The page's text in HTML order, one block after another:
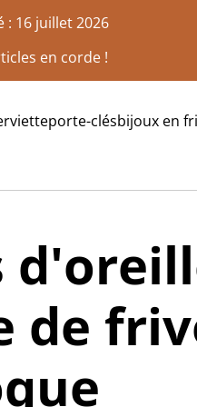
: 16 juillet 2026
en corde !
porte-clésbijoux en
de